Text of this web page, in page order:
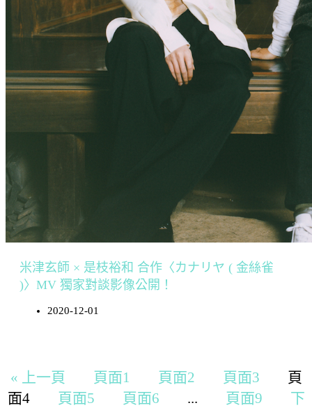
米津玄師 × 是枝裕和 合作〈カナリヤ ( 金絲雀
)〉MV 獨家對談影像公開！
2020-12-01
« 上一頁 頁面1 頁面2 頁面3
頁
面4 頁面5 頁面6 ... 頁面9
下